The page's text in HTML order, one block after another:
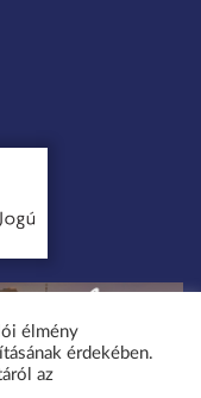
Agóra Heller Ödön
élmény
érdekében.
az